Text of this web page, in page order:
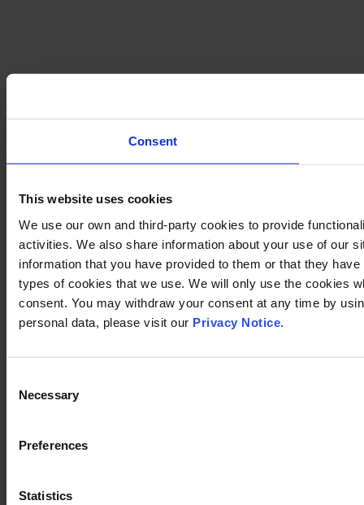
Consent
This website uses cookies
We use our own and third-party cookies to provide
activities. We also share information about your use of our
information that you have provided to them or that they
types of cookies that we use. We will only use the cookies
consent. You may withdraw your consent at any time by
personal data, please visit our Privacy Notice
Selection
Necessary
Preferences
Statistics